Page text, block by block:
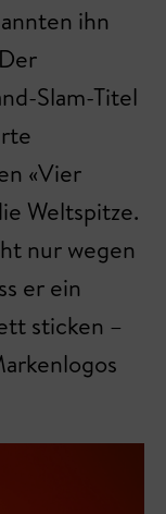
ihn
Slam-Titel
«Vier
Weltspitze.
nur wegen
er ein
sticken –